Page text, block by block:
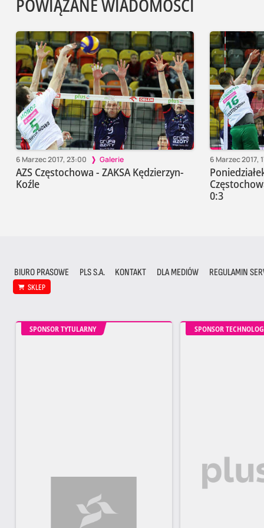
POWIĄZANE WIADOMOŚCI
6 Marzec 2017, 23:00 Galerie
AZS Częstochowa - ZAKSA Kędzierzyn-
Koźle
6 Marzec 2017,
0:3
BIURO PRASOWE PLS S.A. KONTAKT DLA MEDIÓW REGULAMIN
SKLEP
SPONSOR TYTULARNY SPONSOR